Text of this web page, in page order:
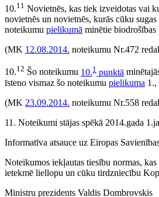
10.11 Novietnēs, kas tiek izveidotas vai
novietnēs un novietnēs, kurās cūku
noteikumu pielikumā minētie biodrošības
(MK 12.08.2014. noteikumu Nr.472
10.12 Šo noteikumu 10.1 punktā
īsteno vismaz šo noteikumu pielikuma 1.,
(MK 23.09.2014. noteikumu Nr.558
11. Noteikumi stājas spēkā 2014.gada
Informatīva atsauce uz Eiropas
Noteikumos iekļautas tiesību normas,
ietekmē liellopu un cūku tirdzniecību
Ministru prezidents Valdis Dombrovskis